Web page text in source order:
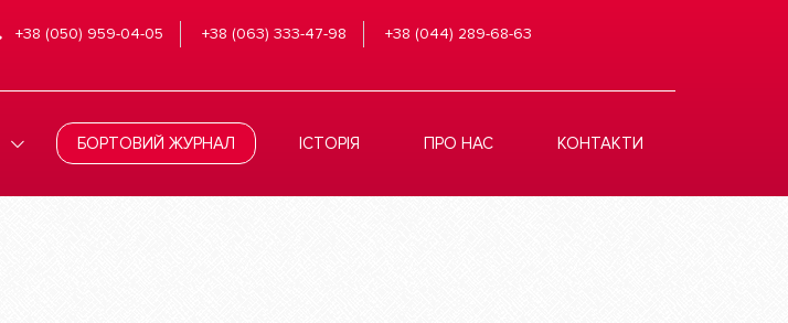
+38 (050) 959-04-05 +38 (063) 333-47-98 +38 (044) 289-68-63
БОРТОВИЙ ЖУРНАЛ ІСТОРІЯ ПРО НАС КОНТАКТИ